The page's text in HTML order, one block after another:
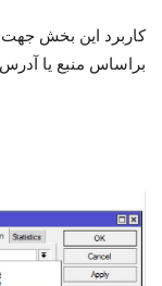
براساس منبع یا